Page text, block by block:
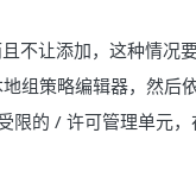
不让添加，这种情况
组策略编辑器，然后
的 / 许可管理单元，